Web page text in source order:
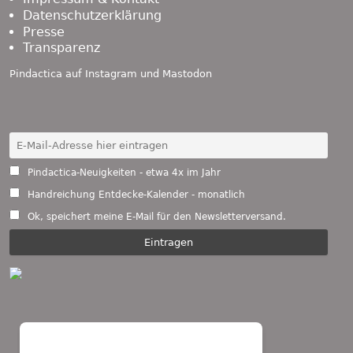
Datenschutzerklärung
Presse
Transparenz
Pindactica auf Instagram und Mastodon
Pindactica-Neuigkeiten - etwa 4x im Jahr
Handreichung Entdecke-Kalender - monatlich
Ok, speichert meine E-Mail für den Newsletterversand.